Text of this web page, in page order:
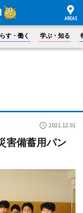
す・働く 学ぶ・知る
2021.12.01
害備蓄用パン